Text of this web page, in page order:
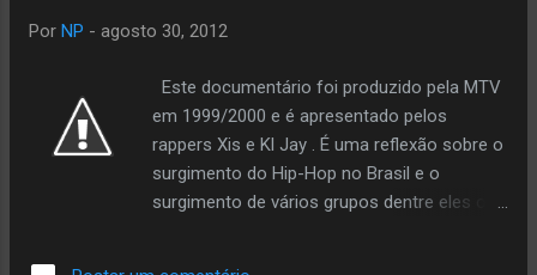
Por NP - agosto 30, 2012
Este documentário foi produzido pela MTV
em 1999/2000 e é apresentado pelos
rappers Xis e Kl Jay . É uma reflexão sobre o
surgimento do Hip-Hop no Brasil e o
surgimento de vários grupos dentre eles o